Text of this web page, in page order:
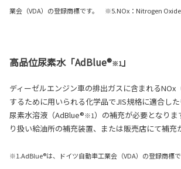
業会（VDA）の登録商標です。 ※5.NOx：Nitrogen Oxide
高品位尿素水「AdBlue®※1」
ディーゼルエンジン車の排出ガスに含まれるNOx
するために用いられる化学品でJIS規格に適合し
尿素水溶液（AdBlue®※1）の補充が必要となり
り扱い給油所の補充装置、または販売店にて補充
※1.AdBlue®は、ドイツ自動車工業会（VDA）の登録商標で